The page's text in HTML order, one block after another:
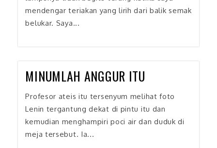
mendengar teriakan yang lirih dari balik semak
belukar. Saya...
MINUMLAH ANGGUR ITU
Profesor ateis itu tersenyum melihat foto
Lenin tergantung dekat di pintu itu dan
kemudian menghampiri poci air dan duduk di
meja tersebut. Ia...